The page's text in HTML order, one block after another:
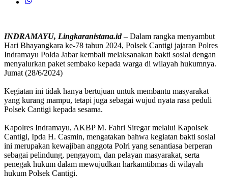
INDRAMAYU, Lingkaranistana.id– Dalam rangka menyambut
Hari Bhayangkara ke-78 tahun 2024, Polsek Cantigi jajaran Polres
Indramayu Polda Jabar kembali melaksanakan bakti sosial dengan
menyalurkan paket sembako kepada warga di wilayah hukumnya.
Jumat (28/6/2024)
Kegiatan ini tidak hanya bertujuan untuk membantu masyarakat
yang kurang mampu, tetapi juga sebagai wujud nyata rasa peduli
Polsek Cantigi kepada sesama.
Kapolres Indramayu, AKBP M. Fahri Siregar melalui Kapolsek
Cantigi, Ipda H. Casmin, mengatakan bahwa kegiatan bakti sosial
ini merupakan kewajiban anggota Polri yang senantiasa berperan
sebagai pelindung, pengayom, dan pelayan masyarakat, serta
penegak hukum dalam mewujudkan harkamtibmas di wilayah
hukum Polsek Cantigi.